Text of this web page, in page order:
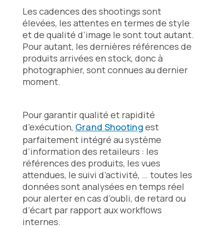
Les cadences des shootings sont
élevées, les attentes en termes de style
et de qualité d’image le sont tout autant.
Pour autant, les dernières références de
produits arrivées en stock, donc à
photographier, sont connues au dernier
moment.
Pour garantir qualité et rapidité
d’exécution, Grand Shooting est
parfaitement intégré au système
d’information des retaileurs : les
références des produits, les vues
attendues, le suivi d’activité, … toutes les
données sont analysées en temps réel
pour alerter en cas d’oubli, de retard ou
d’écart par rapport aux workflows
internes.